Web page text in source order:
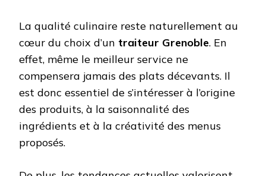
La qualité culinaire reste naturellement au
cœur du choix d’un traiteur Grenoble. En
effet, même le meilleur service ne
compensera jamais des plats décevants. Il
est donc essentiel de s’intéresser à l’origine
des produits, à la saisonnalité des
ingrédients et à la créativité des menus
proposés.